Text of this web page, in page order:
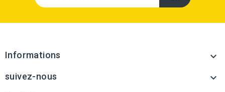
Informations 
suivez-nous 